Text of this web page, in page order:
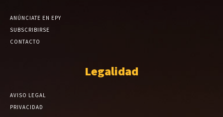
ANÚNCIATE EN EPY
SUBSCRIBIRSE
CONTACTO
Legalidad
AVISO LEGAL
PRIVACIDAD